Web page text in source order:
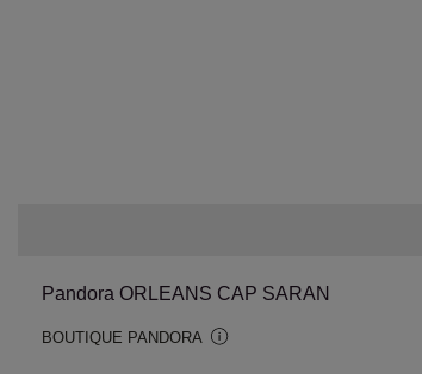
Pandora ORLEANS CAP SARAN
BOUTIQUE PANDORA